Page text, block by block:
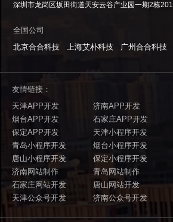
深圳市龙岗区坂田街道天安云谷产业园一期2栋201
全国公司
北京合合科技
上海艾朴科技 广州合合科技
友情链接：
天津APP开发
济南APP开发
烟台APP开发
石家庄APP开发
保定APP开发
天津小程序开发
青岛小程序开发
烟台小程序开发
唐山小程序开发
保定小程序开发
济南网站制作
青岛网站制作
石家庄网站开发
唐山网站开发
天津公众号开发
济南公众号开发